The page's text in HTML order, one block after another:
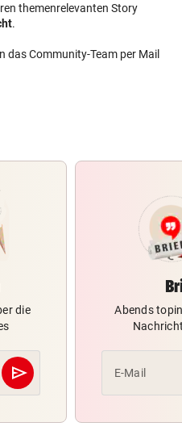
themenrelevanten Story
.
das Community-Team per Mail
die
send
Abschicken
Abends
E-Mail